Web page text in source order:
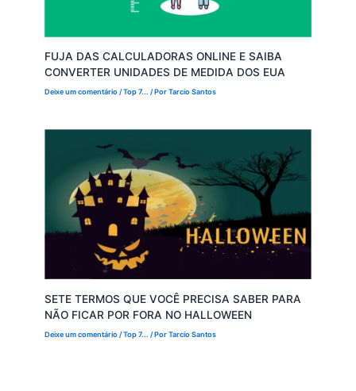
FUJA DAS CALCULADORAS ONLINE E SAIBA
CONVERTER UNIDADES DE MEDIDA DOS EUA
Deixe um comentário /Top 7... / PorTarcio Santos
SETE TERMOS QUE VOCÊ PRECISA SABER PARA
NÃO FICAR POR FORA NO HALLOWEEN
Deixe um comentário /Top 7... / PorTarcio Santos